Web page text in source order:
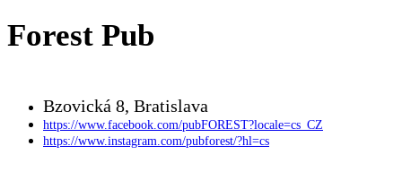
Forest Pub
Bzovická 8, Bratislava
https://www.facebook.com/pubFOREST?locale=cs_CZ
https://www.instagram.com/pubforest/?hl=cs